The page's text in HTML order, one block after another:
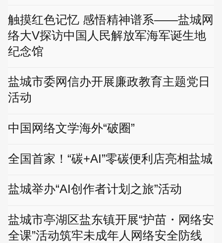
触摸红色记忆 感悟精神谱系——盐城网
络大V探访中国人民解放军海军诞生地
纪念馆
盐城市委网信办开展廉政教育主题党日
活动
中国网络文学海外“破圈”
全国首家！“碳+AI”零碳便利店亮相盐城
盐城举办“AI创作者计划之旅”活动
盐城市亭湖区盐东镇开展“护苗・网络安
全课”活动筑牢未成年人网络安全防线